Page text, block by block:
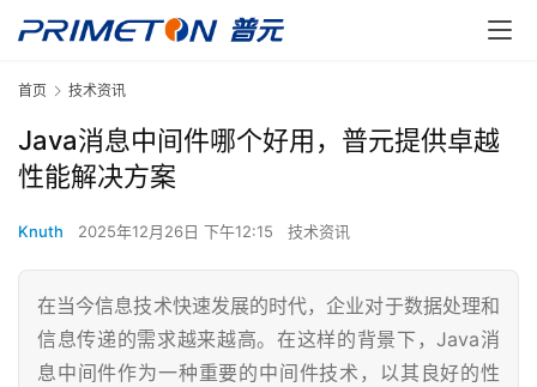
首页 技术资讯
Java消息中间件哪个好用，普元提供卓越
性能解决方案
Knuth 2025年12月26日 下午12:15 技术资讯
在当今信息技术快速发展的时代，企业对于数据处理和
信息传递的需求越来越高。在这样的背景下，Java消
息中间件作为一种重要的中间件技术，以其良好的性